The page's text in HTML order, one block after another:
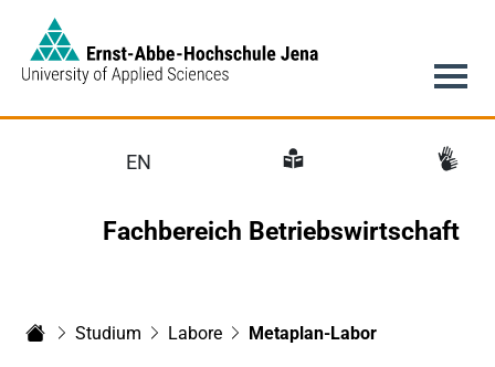
EN
Fachbereich Betriebswirtschaft
Studium Labore Metaplan-Labor